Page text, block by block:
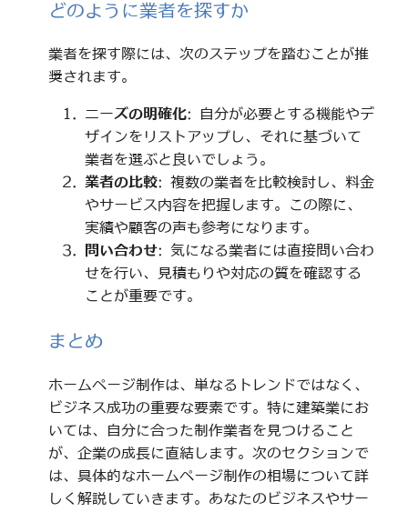
どのように業者を探すか
業者を探す際には、次のステップを踏むことが推
奨されます。
ニーズの明確化: 自分が必要とする機能やデ
ザインをリストアップし、それに基づいて
業者を選ぶと良いでしょう。
業者の比較: 複数の業者を比較検討し、料金
やサービス内容を把握します。この際に、
実績や顧客の声も参考になります。
問い合わせ: 気になる業者には直接問い合わ
せを行い、見積もりや対応の質を確認する
ことが重要です。
まとめ
ホームページ制作は、単なるトレンドではなく、
ビジネス成功の重要な要素です。特に建築業にお
いては、自分に合った制作業者を見つけること
が、企業の成長に直結します。次のセクションで
は、具体的なホームページ制作の相場について詳
しく解説していきます。あなたのビジネスやサー